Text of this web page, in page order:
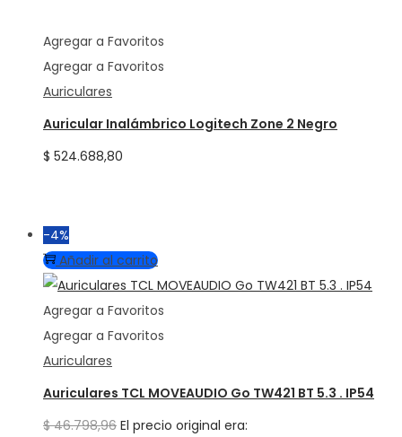
Agregar a Favoritos
Agregar a Favoritos
Auriculares
Auricular Inalámbrico Logitech Zone 2 Negro
$ 524.688,80
-4%
Añadir al carrito
Agregar a Favoritos
Agregar a Favoritos
Auriculares
Auriculares TCL MOVEAUDIO Go TW421 BT 5.3 . IP54
$46.798,96 El precio original era: